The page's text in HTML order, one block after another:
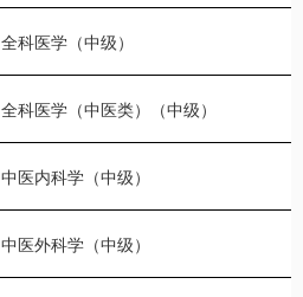
全科医学（中级）
全科医学（中医类）（中级）
中医内科学（中级）
中医外科学（中级）